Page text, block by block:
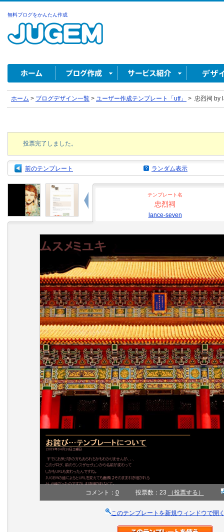
無料ブログをかんたん作成
ホーム > ブログデザイン一覧 > ユーザー作成テンプレート「utf」 > 忠烈祠 by
投票完了しました。
前のテンプレート ランダム表示
テンプレート名
忠烈祠
lance-seven
コメント： 0 投票数：23 （投票する）
このテンプレートを新規ウィンドウで開